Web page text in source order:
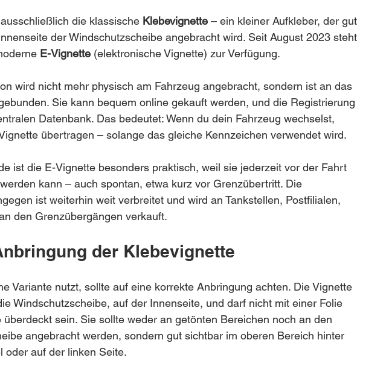
die klassische Klebevignette – ein kleiner Aufkleber, der gut
der Windschutzscheibe angebracht wird. Seit August 2023 steht
E-Vignette (elektronische Vignette) zur Verfügung.
wird nicht mehr physisch am Fahrzeug angebracht, sondern ist an das
Sie kann bequem online gekauft werden, und die Registrierung
Datenbank. Das bedeutet: Wenn du dein Fahrzeug wechselst,
übertragen – solange das gleiche Kennzeichen verwendet wird.
ist die E-Vignette besonders praktisch, weil sie jederzeit vor der Fahrt
kann – auch spontan, etwa kurz vor Grenzübertritt. Die
ist weiterhin weit verbreitet und wird an Tankstellen, Postfilialen,
den Grenzübergängen verkauft.
der Klebevignette
Variante nutzt, sollte auf eine korrekte Anbringung achten. Die Vignette
Windschutzscheibe, auf der Innenseite, und darf nicht mit einer Folie
sein. Sie sollte weder an getönten Bereichen noch an den
angebracht werden, sondern gut sichtbar im oberen Bereich hinter
oder auf der linken Seite.